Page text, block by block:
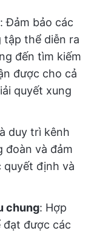
: Đảm bảo các
tập thể diễn ra
đến tìm kiếm
được cho cả
quyết xung
duy trì kênh
đoàn và đảm
quyết định và
chung: Hợp
đạt được các